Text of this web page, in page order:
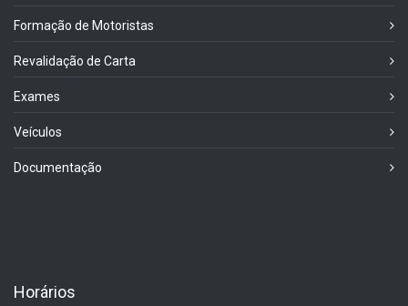
Formação de Motoristas
Revalidação de Carta
Exames
Veículos
Documentação
Horários